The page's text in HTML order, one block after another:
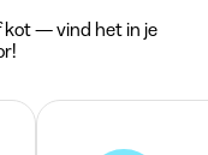
kot — vind het in je